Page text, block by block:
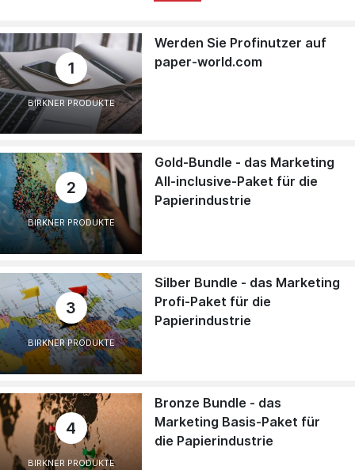
1
BIRKNER PRODUKTE
Werden Sie Profinutzer auf
paper-world.com
2
BIRKNER PRODUKTE
Gold-Bundle - das Marketing
All-inclusive-Paket für die
Papierindustrie
3
BIRKNER PRODUKTE
Silber Bundle - das Marketing
Profi-Paket für die
Papierindustrie
4
BIRKNER PRODUKTE
Bronze Bundle - das
Marketing Basis-Paket für
die Papierindustrie